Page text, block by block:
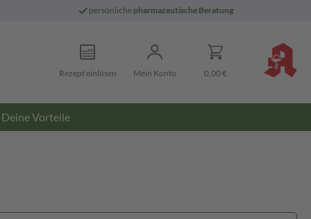
persönliche pharmazeutische Beratung
Rezept einlösen Mein Konto 0,00 €
Deine Vorteile